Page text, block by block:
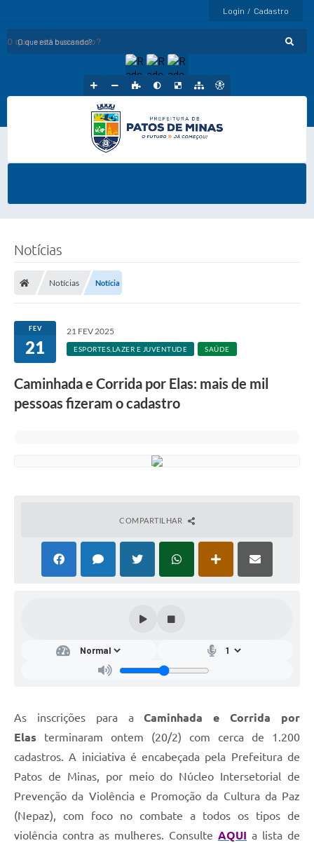
Login / Cadastro
O que está buscando?
Notícias
Notícias Notícia
FEV
21
21 FEV 2025
ESPORTES,LAZER E JUVENTUDE SAÚDE
Caminhada e Corrida por Elas: mais de mil
pessoas fizeram o cadastro
COMPARTILHAR
As inscrições para aCaminhada e Corrida por
Elas terminaram ontem (20/2) com cerca de 1.200
cadastros. A iniciativa é encabeçada pela Prefeitura de
Patos de Minas, por meio do Núcleo Intersetorial de
Prevenção da Violência e Promoção da Cultura da Paz
(Nepaz), com foco no combate a todos os tipos de
violência contra as mulheres. Consulte AQUI a lista de